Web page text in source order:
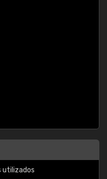
utilizados